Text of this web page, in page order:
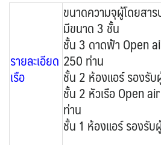
รายละเอียด
เรือ
ขนาดความจุผู้โดยสา
มีขนาด 3 ชั้น
ชั้น 3 ดาดฟ้า Open
250 ท่าน
ชั้น 2 ห้องแอร์ รองรั
ชั้น 2 หัวเรือ Open
ท่าน
ชั้น 1 ห้องแอร์ รองรับ